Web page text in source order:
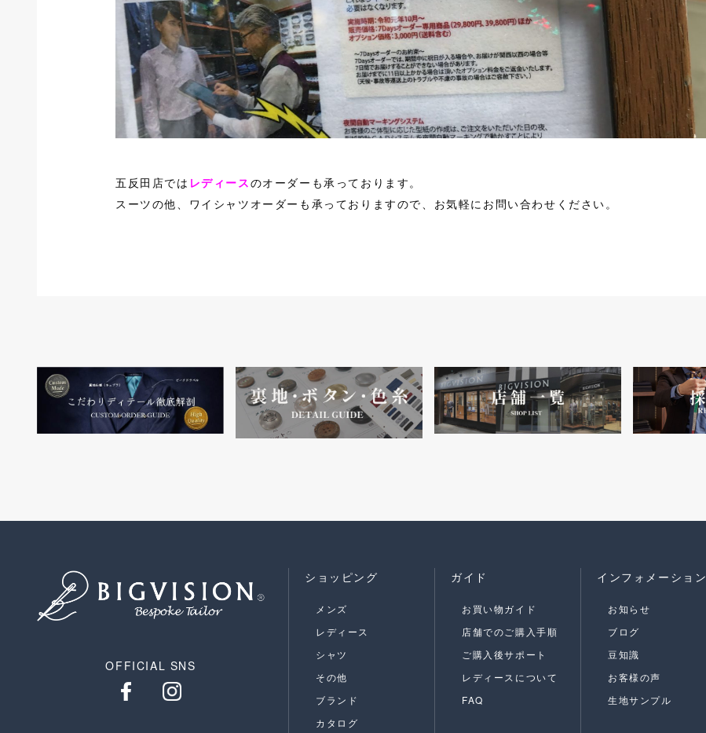
五反田店では レディースのオーダーも承っております。
スーツの他、ワイシャツオーダーも承っておりますので、お気軽にお問い合わせください。
OFFICIAL SNS
ショッピング
メンズ
レディース
シャツ
その他
ブランド
カタログ
ガイド
お買い物ガイド
店舗でのご購入手順
ご購入後サポート
レディースについて
FAQ
インフォメーション
お知らせ
ブログ
豆知識
お客様の声
生地サンプル